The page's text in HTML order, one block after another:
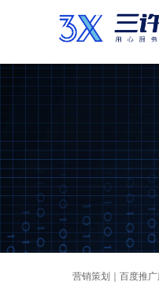
营销策划｜百度推